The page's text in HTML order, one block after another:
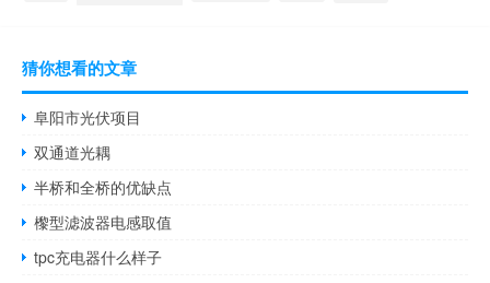
猜你想看的文章
阜阳市光伏项目
双通道光耦
半桥和全桥的优缺点
㰀型滤波器电感取值
tpc充电器什么样子